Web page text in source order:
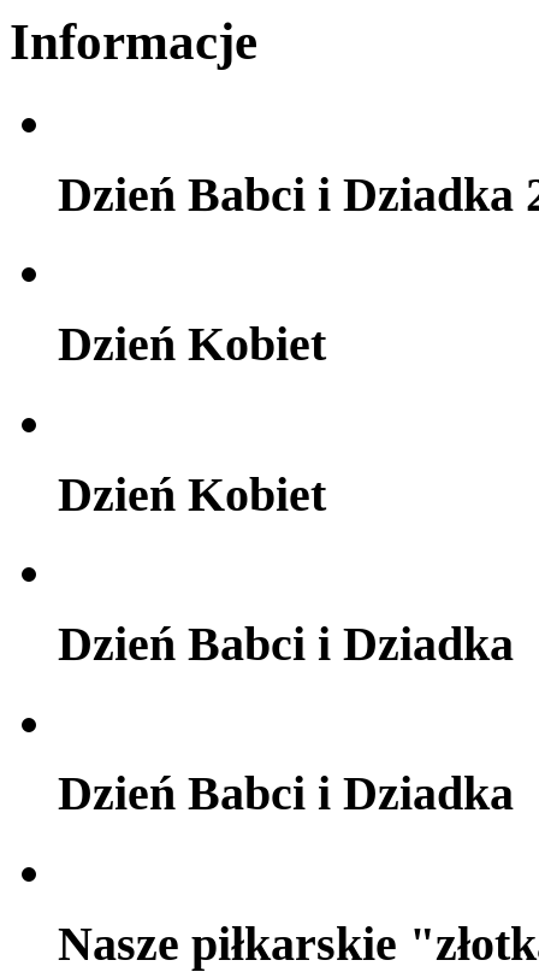
Informacje
Dzień Babci i Dziadka
Dzień Kobiet
Dzień Kobiet
Dzień Babci i Dziadka
Dzień Babci i Dziadka
Nasze piłkarskie